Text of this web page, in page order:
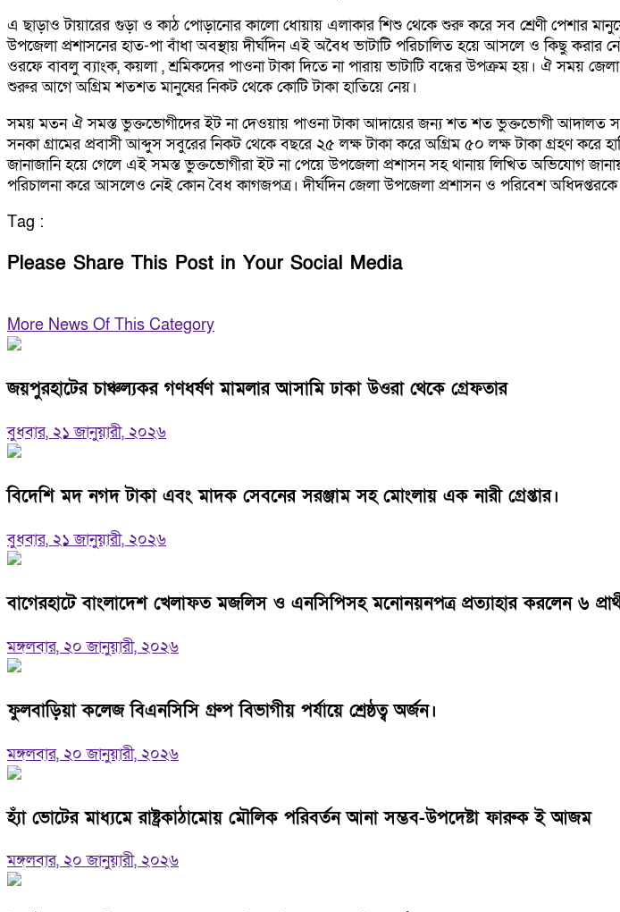
এ ছাড়াও টায়ারের গুড়া ও কাঠ পোড়ানোর কালো ধোয়ায় এলাকার শিশু থেকে শুরু করে সব শ্রেণী পেশার
উপজেলা প্রশাসনের হাত-পা বাঁধা অবস্থায় দীর্ঘদিন এই অবৈধ ভাটাটি পরিচালিত হয়ে আসলে ও কিছু করার
ওরফে বাবলু ব্যাংক, কয়লা , শ্রমিকদের পাওনা টাকা দিতে না পারায় ভাটাটি বন্ধের উপক্রম হয়। ঐ সময়
শুরুর আগে অগ্রিম শতশত মানুষের নিকট থেকে কোটি টাকা হাতিয়ে নেয়।
সময় মতন ঐ সমস্ত ভুক্তভোগীদের ইট না দেওয়ায় পাওনা টাকা আদায়ের জন্য শত শত ভুক্তভোগী আদালত
সনকা গ্রামের প্রবাসী আব্দুস সবুরের নিকট থেকে বছরে ২৫ লক্ষ টাকা করে অগ্রিম ৫০ লক্ষ টাকা গ্রহণ করে
জানাজানি হয়ে গেলে এই সমস্ত ভুক্তভোগীরা ইট না পেয়ে উপজেলা প্রশাসন সহ থানায় লিখিত অভিযোগ
পরিচালনা করে আসলেও নেই কোন বৈধ কাগজপত্র। দীর্ঘদিন জেলা উপজেলা প্রশাসন ও পরিবেশ
Tag :
Please Share This Post in Your Social Media
More News Of This Category
জয়পুরহাটের চাঞ্চল্যকর গণধর্ষণ মামলার আসামি ঢাকা উওরা থেকে গ্রেফতার
বুধবার, ২১ জানুয়ারী, ২০২৬
বিদেশি মদ নগদ টাকা এবং মাদক সেবনের সরঞ্জাম সহ মোংলায় এক নারী গ্রেপ্তার।
বুধবার, ২১ জানুয়ারী, ২০২৬
বাগেরহাটে বাংলাদেশ খেলাফত মজলিস ও এনসিপিসহ মনোনয়নপত্র প্রত্যাহার করলেন ৬
মঙ্গলবার, ২০ জানুয়ারী, ২০২৬
ফুলবাড়িয়া কলেজ বিএনসিসি গ্রুপ বিভাগীয় পর্যায়ে শ্রেষ্ঠত্ব অর্জন।
মঙ্গলবার, ২০ জানুয়ারী, ২০২৬
হ্যাঁ ভোটের মাধ্যমে রাষ্ট্রকাঠামোয় মৌলিক পরিবর্তন আনা সম্ভব-উপদেষ্টা ফারুক ই আজম
মঙ্গলবার, ২০ জানুয়ারী, ২০২৬